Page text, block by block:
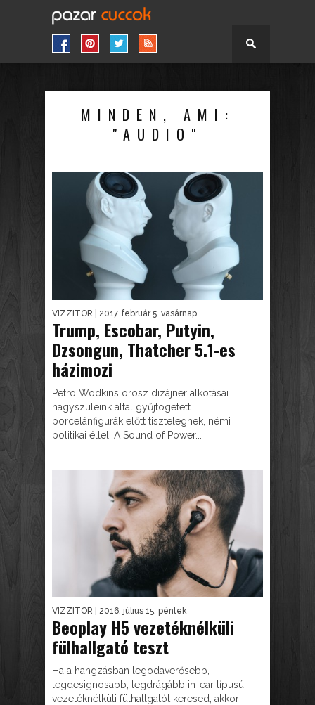
MINDEN, AMI:
"AUDIO"
VIZZITOR | 2017. február 5. vasárnap
Trump, Escobar, Putyin,
Dzsongun, Thatcher 5.1-es
házimozi
Petro Wodkins orosz dizájner alkotásai
nagyszüleink által gyűjtögetett
porcelánfigurák előtt tisztelegnek, némi
politikai éllel. A Sound of Power...
VIZZITOR | 2016. július 15. péntek
Beoplay H5 vezetéknélküli
fülhallgató teszt
Ha a hangzásban legodaverősebb,
legdesignosabb, legdrágább in-ear típusú
vezetéknélküli fülhallgatót keresed, akkor